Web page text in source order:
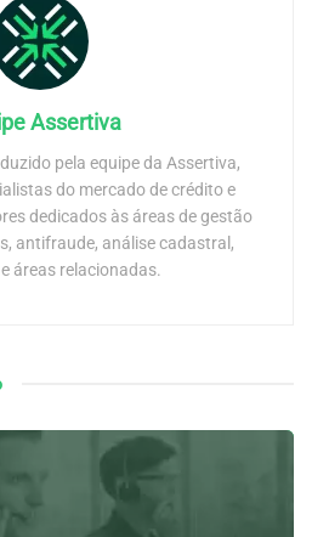
Assertiva
pela equipe da Assertiva,
do mercado de crédito e
dedicados às áreas de gestão
antifraude, análise cadastral,
áreas relacionadas.